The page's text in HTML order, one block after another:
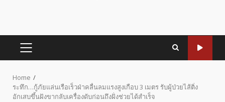
PRIMARY
Home
ระทึก…กู้ภัยแล่นเรือเร็วฝ่าคลื่นลมแรงสูงเกือบ 3 เมตร รับผู้ป่วยไส้ติ่ง
อักเสบขึ้นฝังขากลับเครื่องดับก่อนถึงฝั่งช่วยได้สำเร็จ